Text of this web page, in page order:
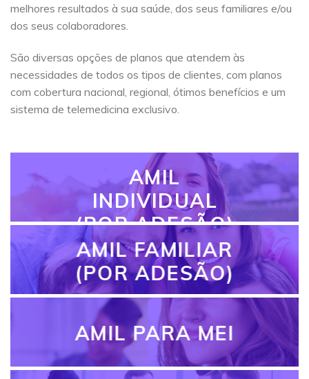
melhores resultados à sua saúde, dos seus familiares e/ou
dos seus colaboradores.
São diversas opções de planos que atendem às
necessidades de todos os tipos de clientes, com planos
com cobertura nacional, regional, ótimos benefícios e um
sistema de telemedicina exclusivo.
AMIL
INDIVIDUAL
(POR ADESÃO)
AMIL FAMILIAR
(POR ADESÃO)
AMIL PARA MEI